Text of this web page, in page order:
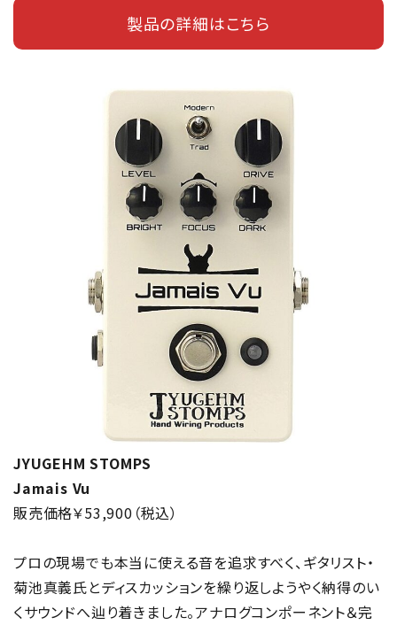
製品の詳細はこちら
JYUGEHM STOMPS
Jamais Vu
販売価格￥53,900（税込）
プロの現場でも本当に使える音を追求すべく、ギタリスト・
菊池真義氏とディスカッションを繰り返しようやく納得のい
くサウンドへ辿り着きました。アナログコンポーネント＆完